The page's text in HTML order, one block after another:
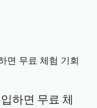
하면 무료 체